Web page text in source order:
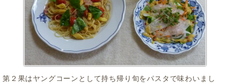
第２果はヤングコーンとして持ち帰り旬をパスタで味わいまし